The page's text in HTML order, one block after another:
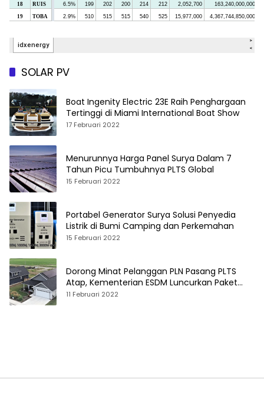
SOLAR PV
Boat Ingenity Electric 23E Raih Penghargaan
Tertinggi di Miami International Boat Show
17 Februari 2022
Menurunnya Harga Panel Surya Dalam 7
Tahun Picu Tumbuhnya PLTS Global
15 Februari 2022
Portabel Generator Surya Solusi Penyedia
Listrik di Bumi Camping dan Perkemahan
15 Februari 2022
Dorong Minat Pelanggan PLN Pasang PLTS
Atap, Kementerian ESDM Luncurkan Paket
Hibah SEF
11 Februari 2022